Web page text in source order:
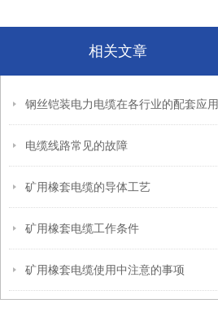
相关文章
钢丝铠装电力电缆在各行业的配套应用
电缆线路常见的故障
矿用橡套电缆的导体工艺
矿用橡套电缆工作条件
矿用橡套电缆使用中注意的事项